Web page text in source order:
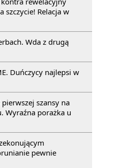
szczycie! Relacja w
Wda z drugą
Duńczycy najlepsi w
szansy na
Wyraźna porażka u
pewnie